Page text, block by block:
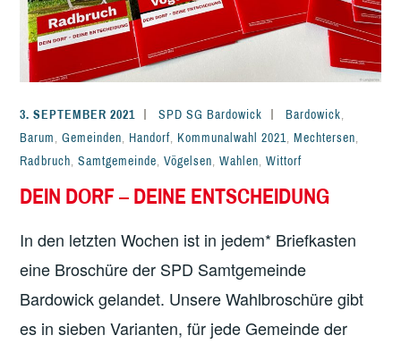
3. SEPTEMBER 2021 SPD SG Bardowick Bardowick,
Barum,Gemeinden, Handorf, Kommunalwahl 2021,Mechtersen,
Radbruch,Samtgemeinde,Vögelsen,Wahlen,Wittorf
DEIN DORF – DEINE ENTSCHEIDUNG
In den letzten Wochen ist in jedem* Briefkasten
eine Broschüre der SPD Samtgemeinde
Bardowick gelandet. Unsere Wahlbroschüre gibt
es in sieben Varianten, für jede Gemeinde der